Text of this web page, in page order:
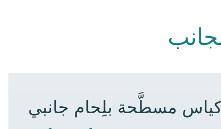
مسطَّحة بلِحام جانبي